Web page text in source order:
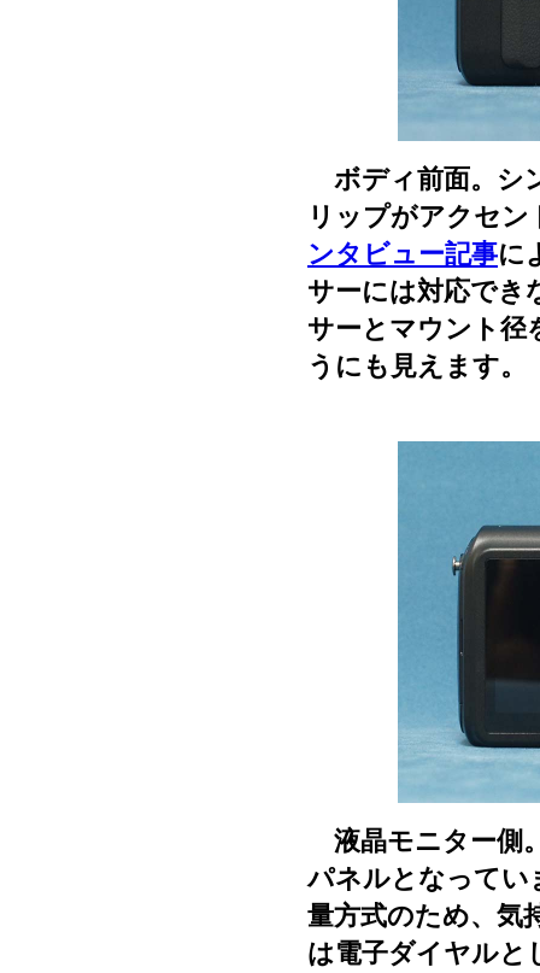
ボディ前面。シ
リップがアクセ
ンタビュー記事に
サーには対応でき
サーとマウント径
うにも見えます。
液晶モニター側
パネルとなってい
量方式のため、気
は電子ダイヤルと